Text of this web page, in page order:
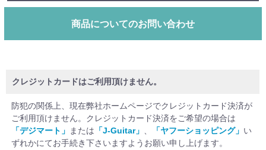
商品についてのお問い合わせ
クレジットカードはご利用頂けません。
防犯の関係上、現在弊社ホームページでクレジットカード決済が
ご利用頂けません。クレジットカード決済をご希望の場合は
「デジマート」 または 「J-Guitar」 、 「ヤフーショッピング」 い
ずれかにてお手続き下さいますようお願い申し上げます。